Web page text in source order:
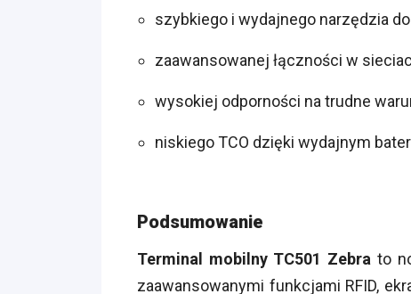
szybkiego i wydajnego narzędzia
zaawansowanej łączności w
wysokiej odporności na trudne
niskiego TCO dzięki wydajnym
Podsumowanie
Terminal mobilny TC501 Zebra to
zaawansowanymi funkcjami RFID,